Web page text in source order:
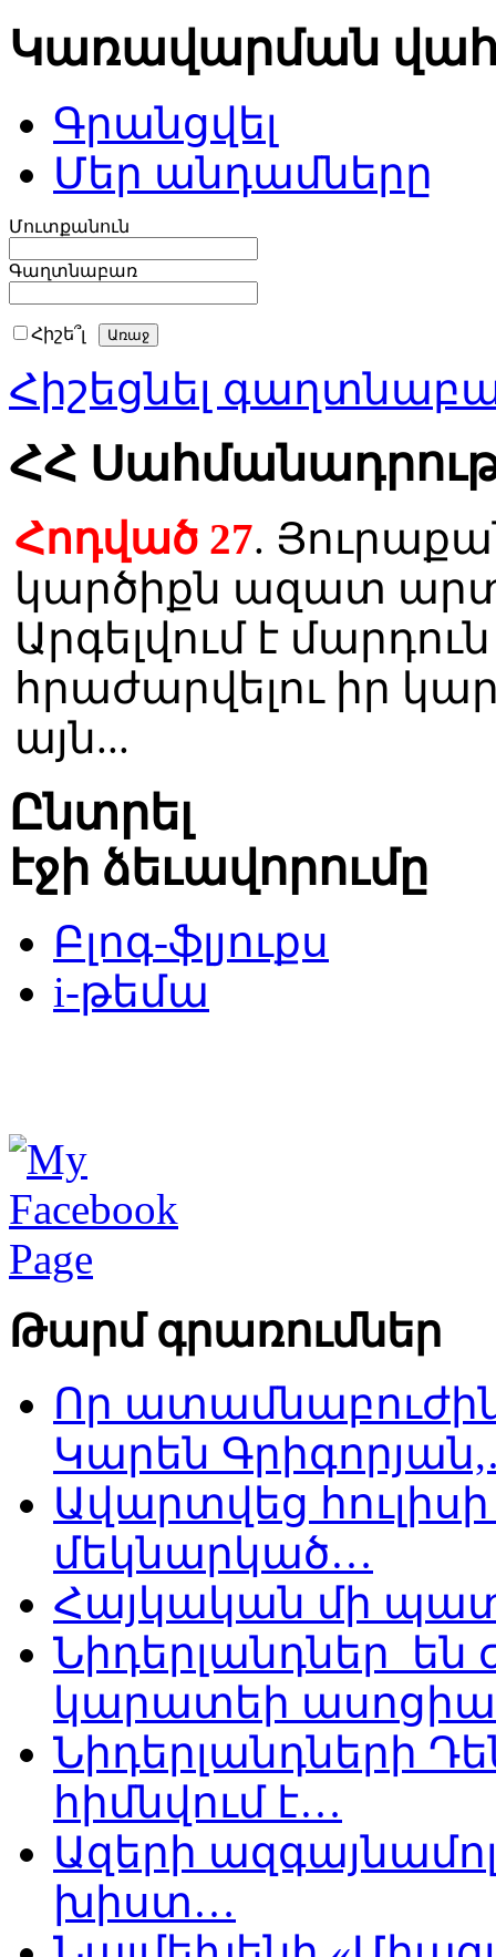
Կառավարման
Գրանցվել
Մեր անդամները
Մուտքանուն
Գաղտնաբառ
Հիշե՞լ
Հիշեցնել
ՀՀ
Հոդված 27.
կարծիքն ազատ
Արգելվում է
հրաժարվելու իր
այն...
Ընտրել
էջի ձեւավորումը
Բլոգ-ֆլյուքս
i-թեմա
Թարմ գրառումներ
Որ
Կարեն
Ավարտվեց
մեկնարկած…
Հայկական մի
Նիդերլանդներ
կարատեի
Նիդերլանդների
հիմնվում է…
Ազերի
խիստ…